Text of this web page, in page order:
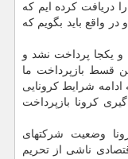
دریافت کرده ایم که
واقع باید بگویم که
و یکجا پرداخت نشد و
قسط بازپرداخت ما
ادامه شرایط کرونایی
کرونا بازپرداخت
وضعیت شرکتهای
ناشی از تحریم